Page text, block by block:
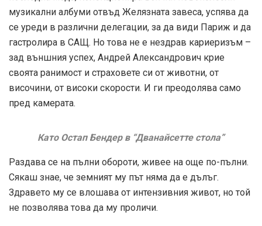
музикални албуми отвъд Желязната завеса, успява да
се уреди в различни делегации, за да види Париж и да
гастролира в САЩ. Но това не е нездрав кариеризъм –
зад външния успех, Андрей Александрович крие
своята ранимост и страховете си от животни, от
височини, от високи скорости. И ги преодолява само
пред камерата.
Като Остап Бендер в “Дванайсетте стола”
Раздава се на пълни обороти, живее на още по-пълни.
Сякаш знае, че земният му път няма да е дълъг.
Здравето му се влошава от интензивния живот, но той
не позволява това да му проличи.